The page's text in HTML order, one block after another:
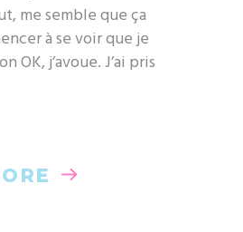
me semble que ça
à se voir que je
OK, j’avoue. J’ai pris